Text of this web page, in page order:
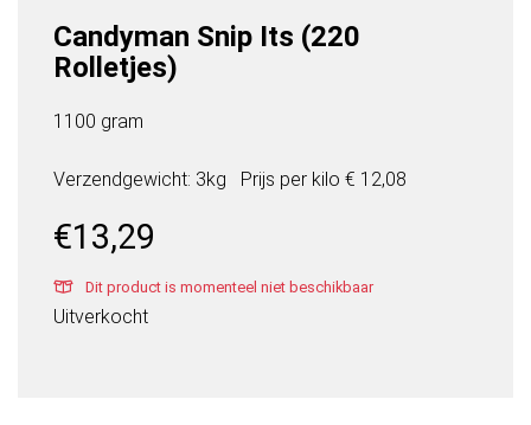
Candyman Snip Its (220
Rolletjes)
1100 gram
Verzendgewicht: 3kg Prijs per kilo € 12,08
€13,29
Dit product is momenteel niet beschikbaar
Uitverkocht